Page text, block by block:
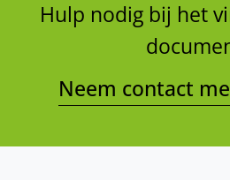
Hulp nodig bij het
Neem contact